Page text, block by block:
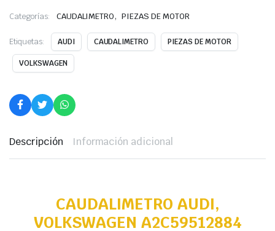
Categorías: CAUDALIMETRO, PIEZAS DE MOTOR
Etiquetas: AUDI CAUDALIMETRO PIEZAS DE MOTOR
VOLKSWAGEN
Descripción Información adicional
CAUDALIMETRO AUDI,
VOLKSWAGEN A2C59512884